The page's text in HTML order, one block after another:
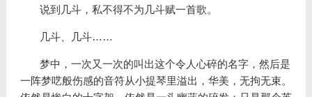
说到几斗，私不得不为几斗赋一首歌。
几斗、几斗……
梦中，一次又一次的叫出这个令人心碎的名字，然后是
一阵梦呓般伤感的音符从小提琴里溢出，华美，无拘无束。